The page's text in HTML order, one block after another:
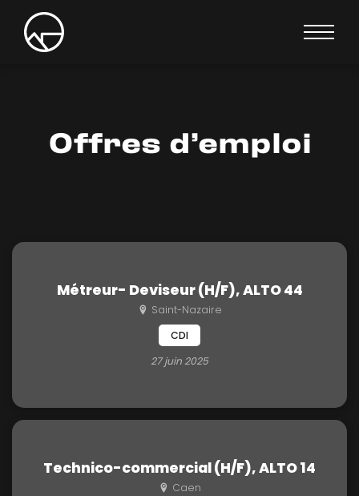
Offres d’emploi
Métreur- Deviseur (H/F), ALTO 44
Saint-Nazaire
CDI
27 juin 2025
Technico-commercial (H/F), ALTO 14
Caen